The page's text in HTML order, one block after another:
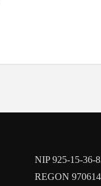
NIP 925-15-36-
REGON